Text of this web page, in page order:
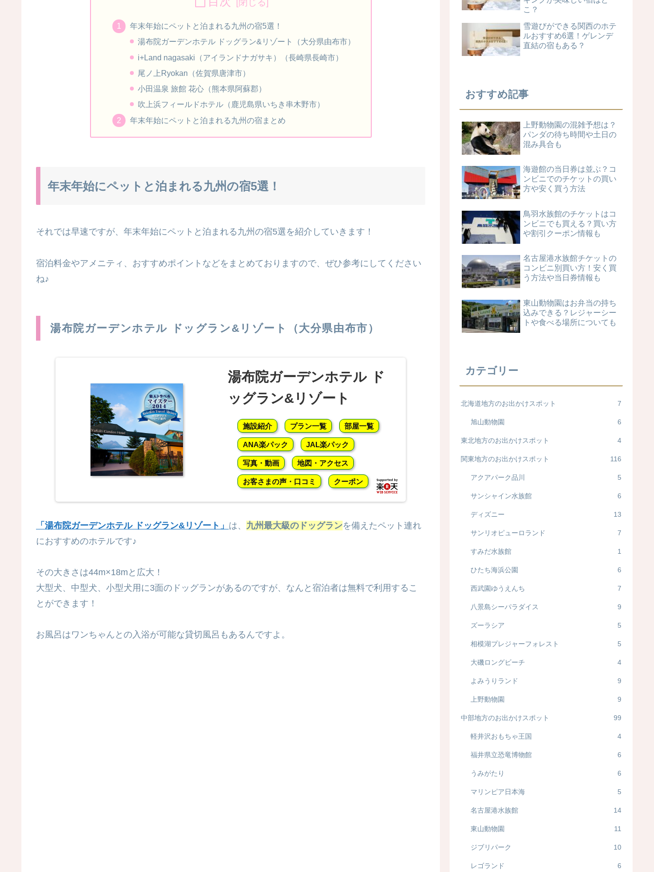
年末年始にペットと泊まれる九州の宿5選！
湯布院ガーデンホテル ドッグラン&リゾート（大分県由布市）
i+Land nagasaki（アイランドナガサキ）（長崎県長崎市）
尾ノ上Ryokan（佐賀県唐津市）
小田温泉 旅館 花心（熊本県阿蘇郡）
吹上浜フィールドホテル（鹿児島県いちき串木野市）
年末年始にペットと泊まれる九州の宿まとめ
年末年始にペットと泊まれる九州の宿5選！
それでは早速ですが、年末年始にペットと泊まれる九州の宿5選を紹介していきます！
宿泊料金やアメニティ、おすすめポイントなどをまとめておりますので、ぜひ参考にしてください
ね♪
湯布院ガーデンホテル ドッグラン&リゾート（大分県由布市）
湯布院ガーデンホテル ド
ッグラン&リゾート
施設紹介 プラン一覧 部屋一覧
ANA楽パック JAL楽パック
写真・動画 地図・アクセス
お客さまの声・口コミ クーポン
「湯布院ガーデンホテル ドッグラン&リゾート」 は、 九州最大級のドッグランを備えたペット連れ
におすすめのホテルです♪
その大きさは44m×18mと広大！
大型犬、中型犬、小型犬用に3面のドッグランがあるのですが、なんと宿泊者は無料で利用するこ
とができます！
お風呂はワンちゃんとの入浴が可能な貸切風呂もあるんですよ。
こ？
雪遊びができる関西のホテ
ルおすすめ6選！ゲレンデ
直結の宿もある？
おすすめ記事
上野動物園の混雑予想は？
パンダの待ち時間や土日の
混み具合も
海遊館の当日券は並ぶ？コ
ンビニでのチケットの買い
方や安く買う方法
鳥羽水族館のチケットはコ
ンビニでも買える？買い方
や割引クーポン情報も
名古屋港水族館チケットの
コンビニ別買い方！安く買
う方法や当日券情報も
東山動物園はお弁当の持ち
込みできる？レジャーシー
トや食べる場所についても
カテゴリー
北海道地方のお出かけスポット 7
旭山動物園 6
東北地方のお出かけスポット 4
関東地方のお出かけスポット 116
アクアパーク品川 5
サンシャイン水族館 6
ディズニー 13
サンリオピューロランド 7
すみだ水族館 1
ひたち海浜公園 6
西武園ゆうえんち 7
八景島シーパラダイス 9
ズーラシア 5
相模湖プレジャーフォレスト 5
大磯ロングビーチ 4
よみうりランド 9
上野動物園 9
中部地方のお出かけスポット 99
軽井沢おもちゃ王国 4
福井県立恐竜博物館 6
うみがたり 6
マリンピア日本海 5
名古屋港水族館 14
東山動物園 11
ジブリパーク 10
レゴランド 6